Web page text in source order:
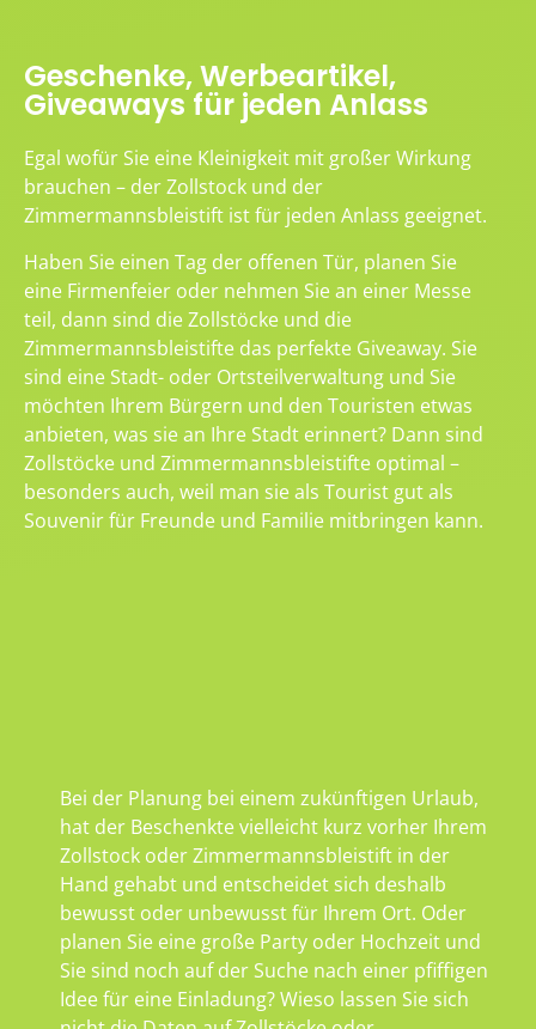
Geschenke, Werbeartikel,
Giveaways für jeden Anlass
Egal wofür Sie eine Kleinigkeit mit großer Wirkung
brauchen – der Zollstock und der
Zimmermannsbleistift ist für jeden Anlass geeignet.
Haben Sie einen Tag der offenen Tür, planen Sie
eine Firmenfeier oder nehmen Sie an einer Messe
teil, dann sind die Zollstöcke und die
Zimmermannsbleistifte das perfekte Giveaway. Sie
sind eine Stadt- oder Ortsteilverwaltung und Sie
möchten Ihrem Bürgern und den Touristen etwas
anbieten, was sie an Ihre Stadt erinnert? Dann sind
Zollstöcke und Zimmermannsbleistifte optimal –
besonders auch, weil man sie als Tourist gut als
Souvenir für Freunde und Familie mitbringen kann.
Bei der Planung bei einem zukünftigen Urlaub,
hat der Beschenkte vielleicht kurz vorher Ihrem
Zollstock oder Zimmermannsbleistift in der
Hand gehabt und entscheidet sich deshalb
bewusst oder unbewusst für Ihrem Ort. Oder
planen Sie eine große Party oder Hochzeit und
Sie sind noch auf der Suche nach einer pfiffigen
Idee für eine Einladung? Wieso lassen Sie sich